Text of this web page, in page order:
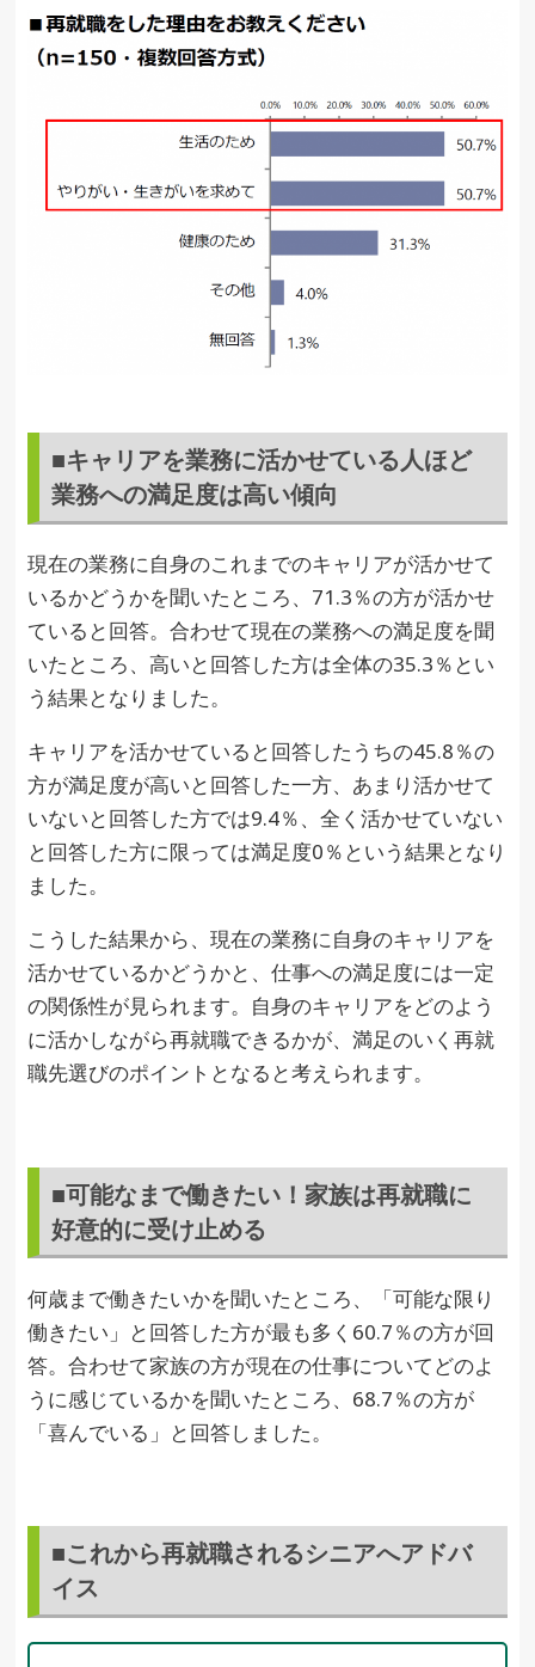
■キャリアを業務に活かせている人ほど
業務への満足度は高い傾向
現在の業務に自身のこれまでのキャリアが活かせて
いるかどうかを聞いたところ、71.3％の方が活かせ
ていると回答。合わせて現在の業務への満足度を聞
いたところ、高いと回答した方は全体の35.3％とい
う結果となりました。
キャリアを活かせていると回答したうちの45.8％の
方が満足度が高いと回答した一方、あまり活かせて
いないと回答した方では9.4％、全く活かせていない
と回答した方に限っては満足度0％という結果となり
ました。
こうした結果から、現在の業務に自身のキャリアを
活かせているかどうかと、仕事への満足度には一定
の関係性が見られます。自身のキャリアをどのよう
に活かしながら再就職できるかが、満足のいく再就
職先選びのポイントとなると考えられます。
■可能なまで働きたい！家族は再就職に
好意的に受け止める
何歳まで働きたいかを聞いたところ、「可能な限り
働きたい」と回答した方が最も多く60.7％の方が回
答。合わせて家族の方が現在の仕事についてどのよ
うに感じているかを聞いたところ、68.7％の方が
「喜んでいる」と回答しました。
■これから再就職されるシニアへアドバ
イス